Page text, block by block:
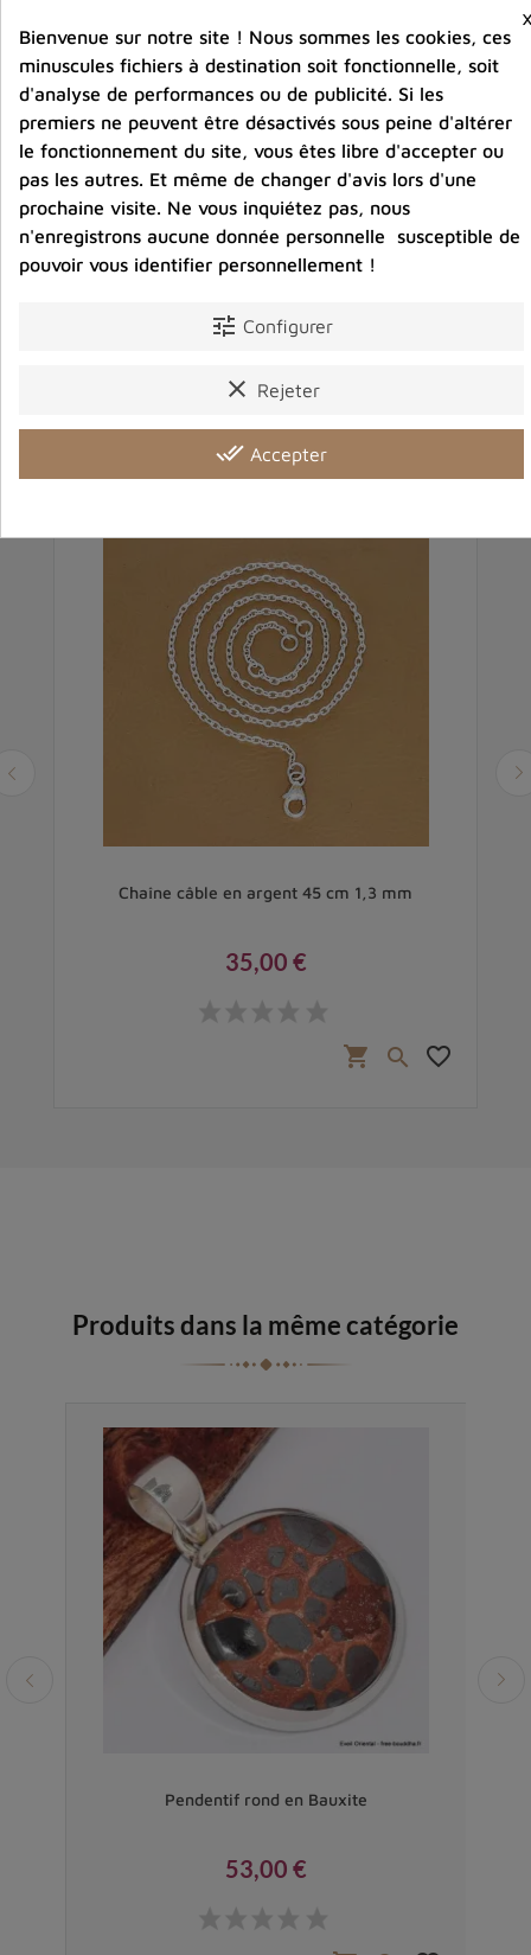
Entreprise éco-responsable.
Bijoux argent fabriqués sans émission de gaz
carbonique
Partager :
Détails du produit Avis clients
Chaîne câble en argent 45 cm 1,3 mm
35,00 €
shopping_cart  favorite_border
Produits dans la même catégorie
Pendentif rond en Bauxite
53,00 €
Bienvenue sur notre site ! Nous sommes les cookies, ces
minuscules fichiers à destination soit fonctionnelle, soit
d'analyse de performances ou de publicité. Si les
premiers ne peuvent être désactivés sous peine d'altérer
le fonctionnement du site, vous êtes libre d'accepter ou
pas les autres. Et même de changer d'avis lors d'une
prochaine visite. Ne vous inquiétez pas, nous
n'enregistrons aucune donnée personnelle susceptible de
pouvoir vous identifier personnellement !
tune Configurer
clear Rejeter
done_all Accepter